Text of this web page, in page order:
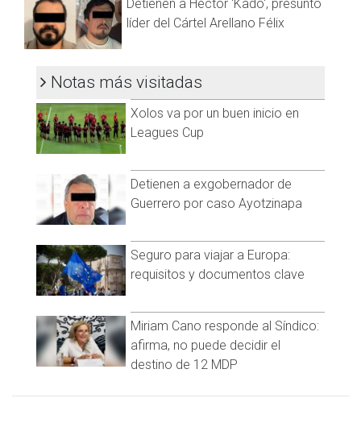
Detienen a Héctor 'Kado', presunto
líder del Cártel Arellano Félix
Notas más visitadas
Xolos va por un buen inicio en
Leagues Cup
Detienen a exgobernador de
Guerrero por caso Ayotzinapa
Seguro para viajar a Europa:
requisitos y documentos clave
Miriam Cano responde al Síndico:
afirma, no puede decidir el
destino de 12 MDP